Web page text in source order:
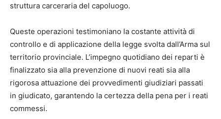
struttura carceraria del capoluogo.
Queste operazioni testimoniano la costante attività di
controllo e di applicazione della legge svolta dall’Arma sul
territorio provinciale. L’impegno quotidiano dei reparti è
finalizzato sia alla prevenzione di nuovi reati sia alla
rigorosa attuazione dei provvedimenti giudiziari passati
in giudicato, garantendo la certezza della pena per i reati
commessi.